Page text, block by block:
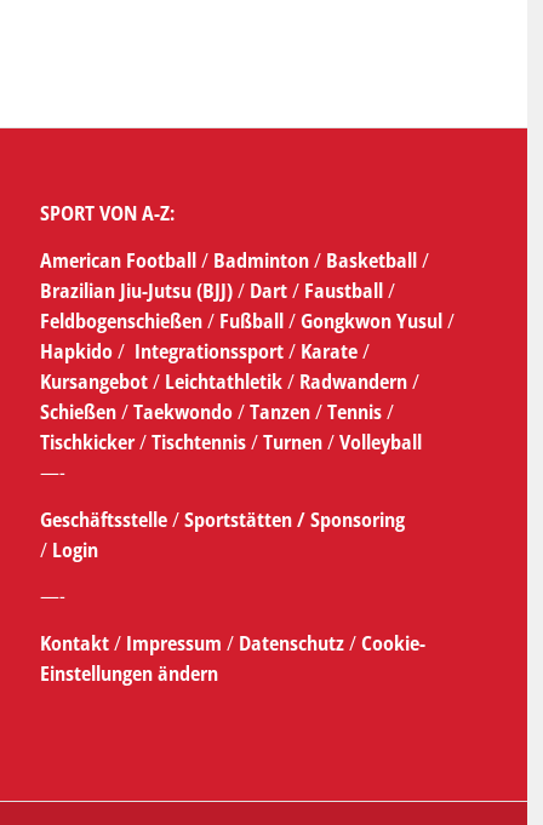
SPORT VON A-Z:
American Football/ Badminton/ Basketball/
Brazilian Jiu-Jutsu (BJJ)/ Dart/ Faustball/
Feldbogenschießen/ Fußball/Gongkwon Yusul/
Hapkido/ Integrationssport/ Karate/
Kursangebot/Leichtathletik/ Radwandern/
Schießen/Taekwondo/Tanzen/Tennis/
Tischkicker/Tischtennis/Turnen/Volleyball
—-
Geschäftsstelle/Sportstätten /Sponsoring
/ Login
—-
Kontakt/ Impressum / Datenschutz/Cookie-
Einstellungen ändern